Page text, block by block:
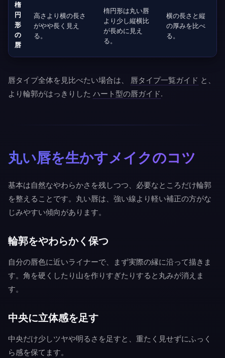
楕
円
形
の
唇
高さより横の長さ
がやや長く見え
る。
楕円形は丸い唇
より少し縦横比
が長めに見え
る。
横の長さと縦
の厚みを比べ
る。
唇タイプ全体を見比べたい場合は、 唇タイプ一覧ガイド と、
より輪郭がはっきりした ハート型の唇ガイド.
丸い唇を生かすメイクのコツ
基本は自然なやわらかさを残しつつ、必要なところだけ輪郭
を整えることです。丸い唇は、強い線より軽い補正の方がな
じみやすい傾向があります。
輪郭をやわらかく保つ
自分の唇色に近いライナーで、まず実際の縁に沿って描きま
す。角を硬くしたり山を作りすぎたりすると丸みが消えま
す。
中央に立体感を足す
中央だけ少しツヤや明るさを足すと、重たく見せずにふっく
ら感を保てます。